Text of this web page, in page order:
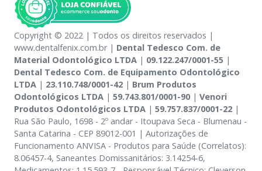
Copyright © 2022 | Todos os direitos reservados |
www.dentalfenix.com.br | Dental Tedesco Com. de
Material Odontológico LTDA | 09.122.247/0001-55 |
Dental Tedesco Com. de Equipamento Odontológico
LTDA | 23.110.748/0001-42 | Brum Produtos
Odontológicos LTDA | 59.743.801/0001-90| Venori
Produtos Odontológicos LTDA | 59.757.837/0001-22 |
Rua São Paulo, 1698 - 2º andar - Itoupava Seca - Blumenau -
Santa Catarina - CEP 89012-001 | Autorizações de
Funcionamento ANVISA - Produtos para Saúde (Correlatos):
8.06457-4, Saneantes Domissanitários: 3.14254-6,